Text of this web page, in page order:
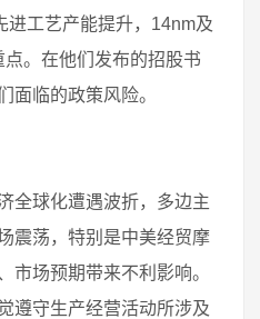
进工艺产能提升，14nm及
。在他们发布的招股书
面临的政策风险。
全球化遭遇波折，多边主
震荡，特别是中美经贸摩
市场预期带来不利影响。
遵守生产经营活动所涉及